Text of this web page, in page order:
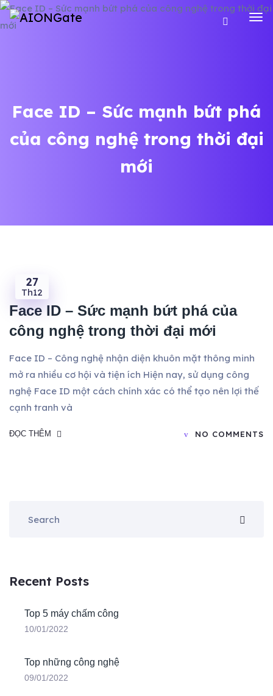
Face ID – Sức mạnh bứt phá
của công nghệ trong thời đại
mới
27
Th12
Face ID – Sức mạnh bứt phá của
công nghệ trong thời đại mới
Face ID – Công nghệ nhận diện khuôn mặt thông minh
mở ra nhiều cơ hội và tiện ích Hiện nay, sử dụng công
nghệ Face ID một cách chính xác có thể tạo nên lợi thế
cạnh tranh và
ĐỌC THÊM NO COMMENTS
Recent Posts
Top 5 máy chấm công
10/01/2022
Top những công nghệ
09/01/2022